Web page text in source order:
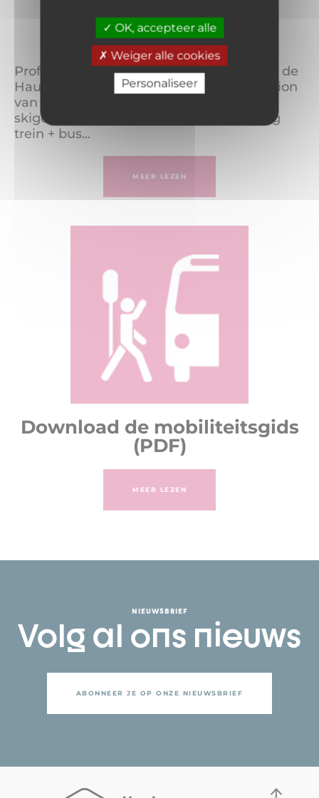
OK, accepteer alle
Weiger alle cookies
Personaliseer
Vervoer in de Haute
Maurienne
Profiteer de hele winter van de bussen in de
Haute Maurienne Vanoise. Vanaf het station
van Modane rijden 4 buslijnen naar de
skigebieden. Een ecomobiliteitsoplossing
trein + bus...
MEER LEZEN
Download de mobiliteitsgids
(PDF)
MEER LEZEN
NIEUWSBRIEF
Volg al ons nieuws
ABONNEER JE OP ONZE NIEUWSBRIEF